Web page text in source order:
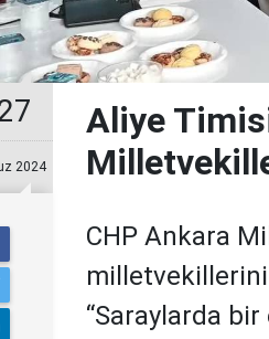
2024
Aliye
CHP Ankara
“Saraylarda